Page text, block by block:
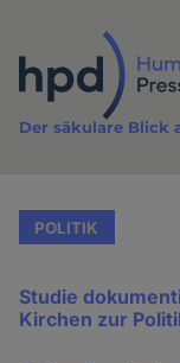
Inhalt
Der säkulare Blick
POLITIK
Studie
Kirchen zur